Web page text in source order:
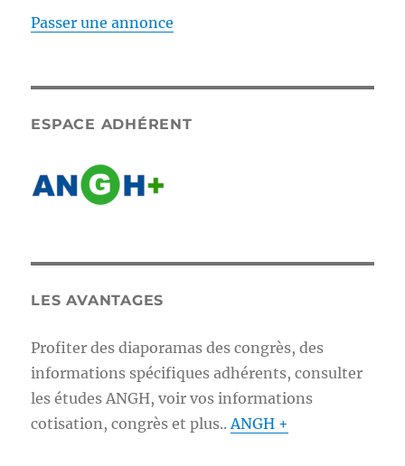
Passer une annonce
ESPACE ADHÉRENT
LES AVANTAGES
Profiter des diaporamas des congrès, des
informations spécifiques adhérents, consulter
les études ANGH, voir vos informations
cotisation, congrès et plus..ANGH +